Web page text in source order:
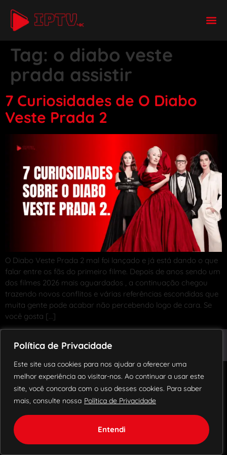
Política de Privacidade
Este site usa cookies para nos ajudar a oferecer uma
melhor experiência ao visitar-nos. Ao continuar a usar este
site, você concorda com o uso desses cookies. Para saber
mais, consulte nossa Política de Privacidade
Entendi
Tag: o diabo veste
prada assistir
7 Curiosidades de O Diabo
Veste Prada 2
O Diabo Veste Prada 2 mal foi lançado e já está dando o que
falar entre os fãs do primeiro filme. Depois de anos sendo um
dos filmes 2026 mais aguardados , a continuação chegou
trazendo novos conflitos e várias referências escondidas que
muita gente pode acabar não percebendo logo de cara. Se
você gosta […]
© 2018 – 2024 Todos os direitos reservados.
BlogPolítica de Privacidade